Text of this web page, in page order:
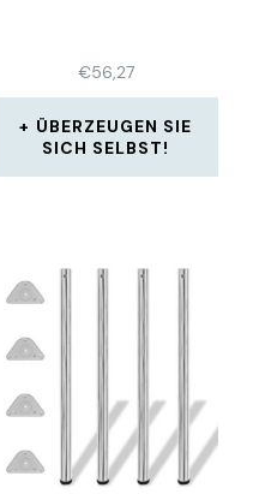
€56,27
ÜBERZEUGEN SIE
SICH SELBST!